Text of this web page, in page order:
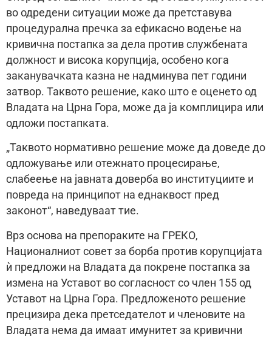
во одредени ситуации може да претставува
процедурална пречка за ефикасно водење на
кривична постапка за дела против службената
должност и висока корупција, особено кога
заканувачката казна не надминува пет години
затвор. Таквото решение, како што е оценето од
Владата на Црна Гора, може да ја комплицира или
одложи постапката.
„Таквото нормативно решение може да доведе до
одложување или отежнато процесирање,
слабеење на јавната доверба во институциите и
повреда на принципот на еднаквост пред
законот“, наведуваат тие.
Врз основа на препораките на ГРЕКО,
Националниот совет за борба против корупцијата
ѝ предложи на Владата да покрене постапка за
измена на Уставот во согласност со член 155 од
Уставот на Црна Гора. Предложеното решение
прецизира дека претседателот и членовите на
Владата нема да имаат имунитет за кривични